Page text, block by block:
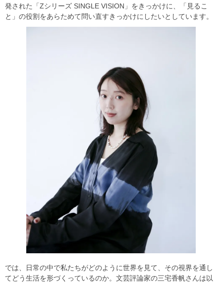
発された「Zシリーズ SINGLE VISION」をきっかけに、「見るこ
と」の役割をあらためて問い直すきっかけにしたいとしています。
では、日常の中で私たちがどのように世界を見て、その視界を通し
てどう生活を形づくっているのか。文芸評論家の三宅香帆さんは以